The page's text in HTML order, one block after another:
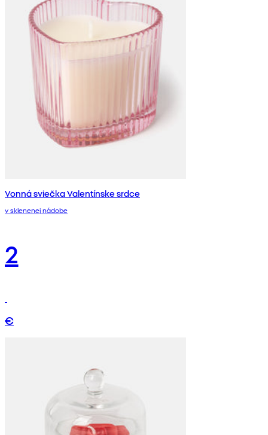
Vonná sviečka Valentínske srdce
v sklenenej nádobe
2
€